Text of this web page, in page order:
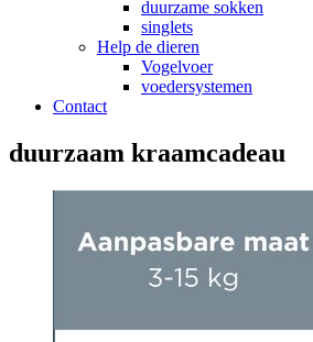
duurzame sokken
singlets
Help de dieren
Vogelvoer
voedersystemen
Contact
duurzaam kraamcadeau